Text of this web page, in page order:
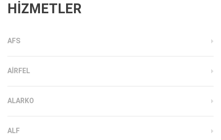
HİZMETLER
AFS
AIRFEL
ALARKO
ALF